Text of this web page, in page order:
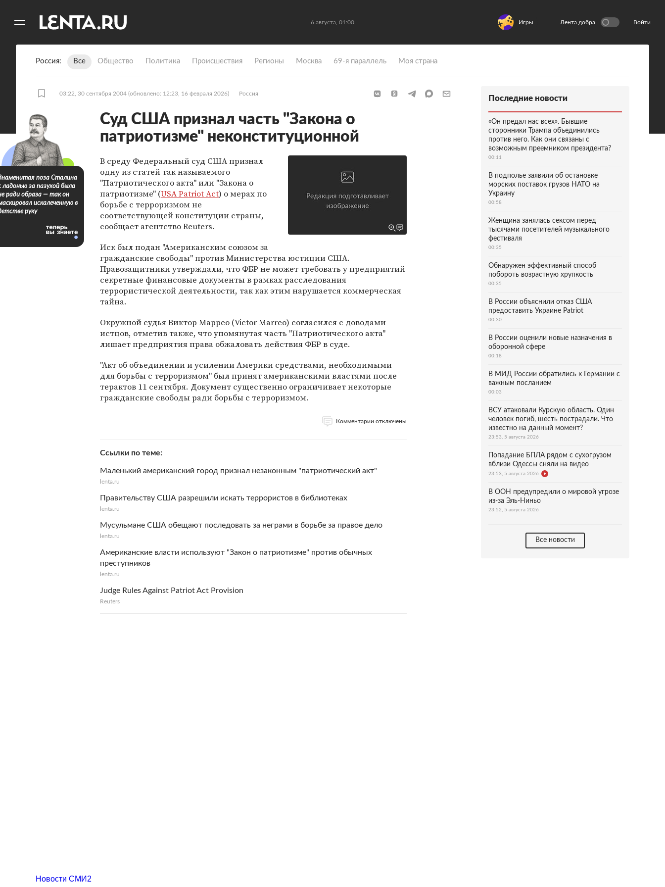
6 августа, 01:00 Игры Лента добра Войти
Россия Все Общество Политика Происшествия Регионы Москва 69-я параллель Моя страна
03:22, 30 сентября 2004 (обновлено: 12:23, 16 февраля 2026) Россия
Суд США признал часть "Закона о
патриотизме" неконституционной
В среду Федеральный суд США признал
одну из статей так называемого
"Патриотического акта" или "Закона о
патриотизме" (USA Patriot Act) о мерах по
борьбе с терроризмом не
соответствующей конституции страны,
сообщает агентство Reuters.
Иск был подан "Американским союзом за
гражданские свободы" против Министерства юстиции США.
Правозащитники утверждали, что ФБР не может требовать у предприятий
секретные финансовые документы в рамках расследования
террористической деятельности, так как этим нарушается коммерческая
тайна.
Окружной судья Виктор Маррео (Victor Marreo) согласился с доводами
истцов, отметив также, что упомянутая часть "Патриотического акта"
лишает предприятия права обжаловать действия ФБР в суде.
"Акт об объединении и усилении Америки средствами, необходимыми
для борьбы с терроризмом" был принят американскими властями после
терактов 11 сентября. Документ существенно ограничивает некоторые
гражданские свободы ради борьбы с терроризмом.
Комментарии отключены
Ссылки по теме
Маленький американский город признал незаконным "патриотический акт"
lenta.ru
Правительству США разрешили искать террористов в библиотеках
lenta.ru
Мусульмане США обещают последовать за неграми в борьбе за правое дело
lenta.ru
Американские власти используют "Закон о патриотизме" против обычных
преступников
lenta.ru
Judge Rules Against Patriot Act Provision
Reuters
поза Сталина
ладонью за пазухой была
ради образа — так он
искалеченную в
руку
Последние новости
«Он предал нас всех». Бывшие
сторонники Трампа объединились
против него. Как они связаны с
возможным преемником президента?
00:11
В подполье заявили об остановке
морских поставок грузов НАТО на
Украину
00:58
Женщина занялась сексом перед
тысячами посетителей музыкального
фестиваля
00:35
Обнаружен эффективный способ
побороть возрастную хрупкость
00:35
В России объяснили отказ США
предоставить Украине Patriot
00:30
В России оценили новые назначения в
оборонной сфере
00:18
В МИД России обратились к Германии с
важным посланием
00:03
ВСУ атаковали Курскую область. Один
человек погиб, шесть пострадали. Что
известно на данный момент?
23:53, 5 августа 2026
Попадание БПЛА рядом с сухогрузом
вблизи Одессы сняли на видео
23:53, 5 августа 2026
В ООН предупредили о мировой угрозе
из-за Эль-Ниньо
23:52, 5 августа 2026
Все новости
Новости СМИ2